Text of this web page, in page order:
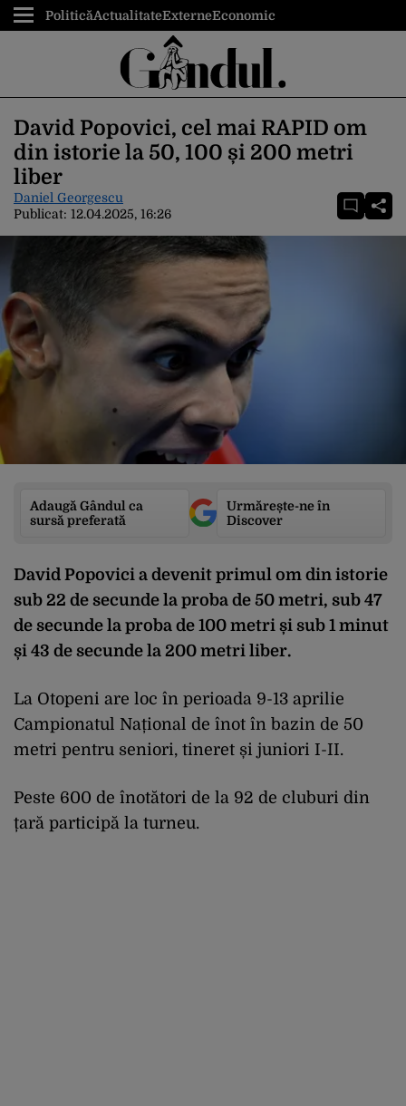
PoliticăActualitateExterneEconomic
David Popovici, cel mai RAPID om
din istorie la 50, 100 și 200 metri
liber
Daniel Georgescu
Publicat: 12.04.2025, 16:26
Adaugă Gândul ca
sursă preferată
Urmărește-ne în
Discover
David Popovici a devenit primul om din istorie
sub 22 de secunde la proba de 50 metri, sub 47
de secunde la proba de 100 metri și sub 1 minut
și 43 de secunde la 200 metri liber.
La Otopeni are loc în perioada 9-13 aprilie
Campionatul Național de înot în bazin de 50
metri pentru seniori, tineret și juniori I-II.
Peste 600 de înotători de la 92 de cluburi din
țară participă la turneu.